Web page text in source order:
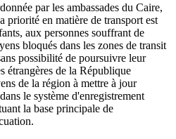
par les ambassades du Caire,
en matière de transport est
aux personnes souffrant de
bloqués dans les zones de transit
possibilité de poursuivre leur
étrangères de la République
de la région à mettre à jour
le système d'enregistrement
la base principale de